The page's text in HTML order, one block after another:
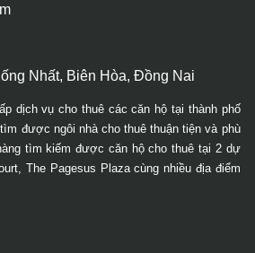
Nhất, Biên Hòa, Đồng Nai
dịch vụ cho thuê các căn hộ tại thành phố
được ngôi nhà cho thuê thuận tiện và phù
tìm kiếm được căn hộ cho thuê tại 2 dự
The Pagesus Plaza cùng nhiều địa điểm